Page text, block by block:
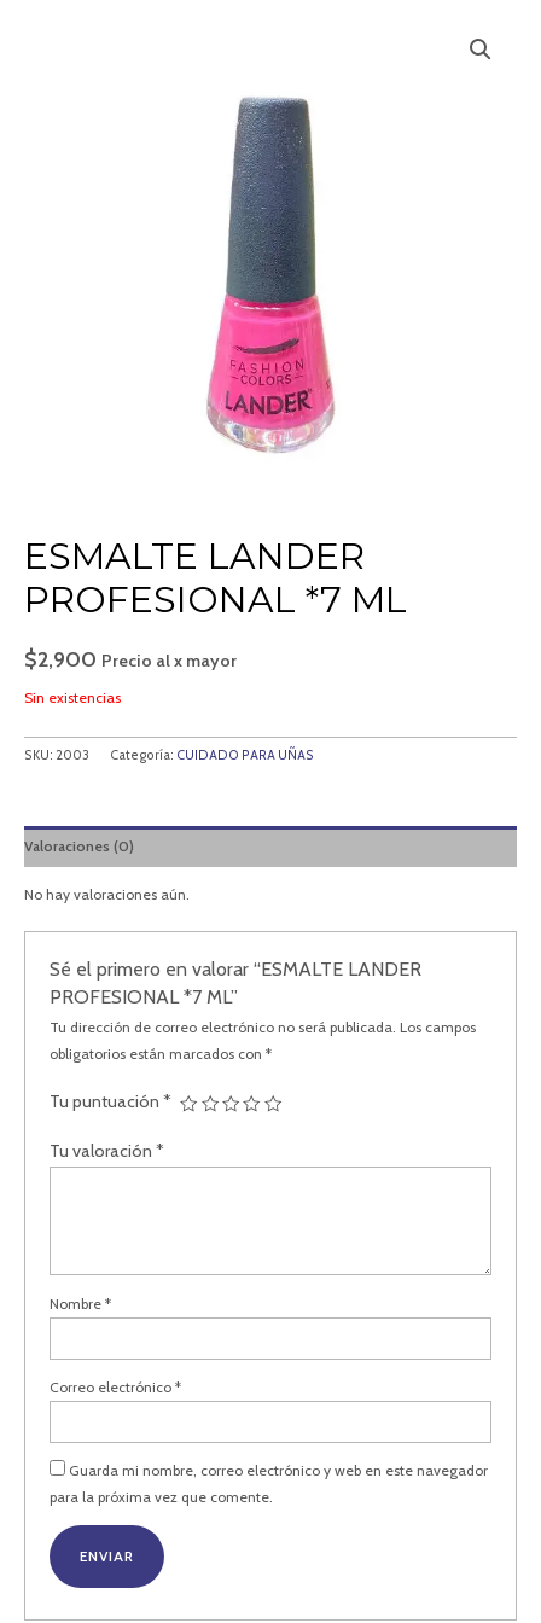
ESMALTE LANDER
PROFESIONAL *7 ML
$2,900 Precio al x mayor
Sin existencias
SKU: 2003 Categoría: CUIDADO PARA UÑAS
Valoraciones (0)
No hay valoraciones aún.
Sé el primero en valorar “ESMALTE LANDER
PROFESIONAL *7 ML”
Tu dirección de correo electrónico no será publicada. Los campos
obligatorios están marcados con*
Tu puntuación*
Tu valoración*
Nombre*
Correo electrónico*
Guarda mi nombre, correo electrónico y web en este navegador
para la próxima vez que comente.